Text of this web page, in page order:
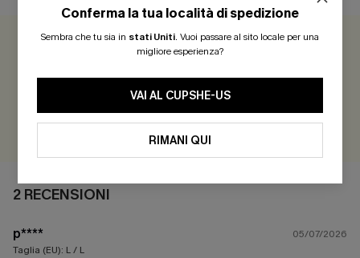
5.0 2 RECENSIONI
Guadagna più di 30 punti per ogni recensione che lasci!
VALUTARE
2 RECENSIONI
p****
05/07/2026
Taglia (EU): L / L
Conferma la tua località di spedizione
Sembra che tu sia in stati Uniti. Vuoi passare al sito locale per una
migliore esperienza?
VAI AL CUPSHE-US
RIMANI QUI